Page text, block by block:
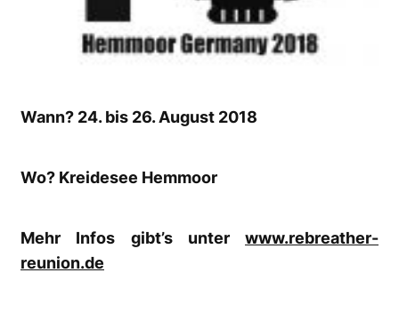
Wann? 24. bis 26. August 2018
Wo? Kreidesee Hemmoor
Mehr Infos gibt’s unter www.rebreather-
reunion.de